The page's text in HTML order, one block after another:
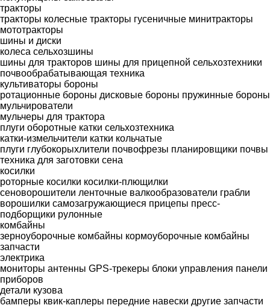
тракторы
тракторы колесные тракторы гусеничные минитракторы
мототракторы
шины и диски
колеса сельхозшины
шины для тракторов шины для прицепной сельхозтехники
почвообрабатывающая техника
культиваторы бороны
ротационные бороны дисковые бороны пружинные бороны
мульчирователи
мульчеры для трактора
плуги оборотные катки сельхозтехника
катки-измельчители катки кольчатые
плуги глубокорыхлители почвофрезы планировщики почвы
техника для заготовки сена
косилки
роторные косилки косилки-плющилки
сеноворошители ленточные валкообразователи грабли
ворошилки самозагружающиеся прицепы пресс-
подборщики рулонные
комбайны
зерноуборочные комбайны кормоуборочные комбайны
запчасти
электрика
мониторы антенны GPS-трекеры блоки управления панели
приборов
детали кузова
бамперы квик-каплеры передние навески другие запчасти